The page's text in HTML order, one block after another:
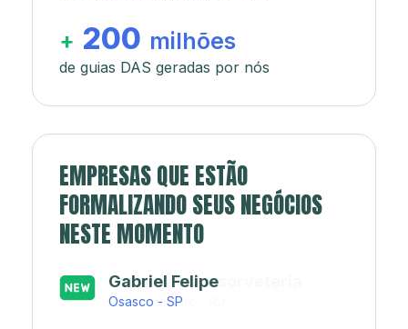
+ 200 milhões
de guias DAS geradas por nós
EMPRESAS QUE ESTÃO
FORMALIZANDO SEUS NEGÓCIOS
NESTE MOMENTO
Japa’s açaí e sorveteria
Rio de Janeiro - RJ